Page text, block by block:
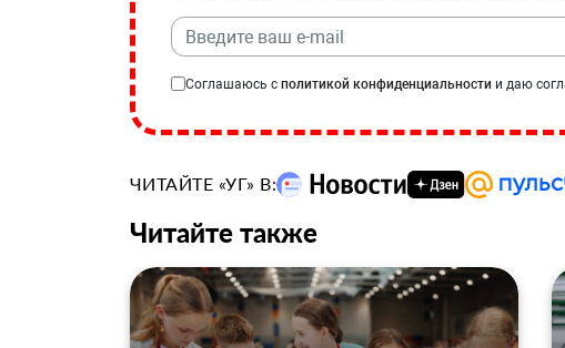
Соглашаюсь с политикой конфиденциальности и даю
ЧИТАЙТЕ «УГ» В:
Читайте также